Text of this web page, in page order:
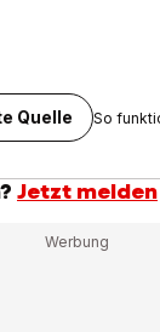
Quelle So
Jetzt melden